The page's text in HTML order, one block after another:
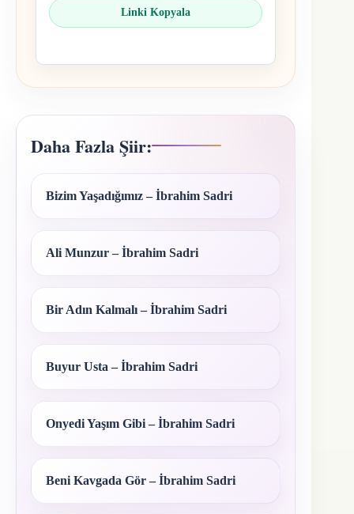
Linki Kopyala
Daha Fazla Şiir:
Bizim Yaşadığımız – İbrahim Sadri
Ali Munzur – İbrahim Sadri
Bir Adın Kalmalı – İbrahim Sadri
Buyur Usta – İbrahim Sadri
Onyedi Yaşım Gibi – İbrahim Sadri
Beni Kavgada Gör – İbrahim Sadri